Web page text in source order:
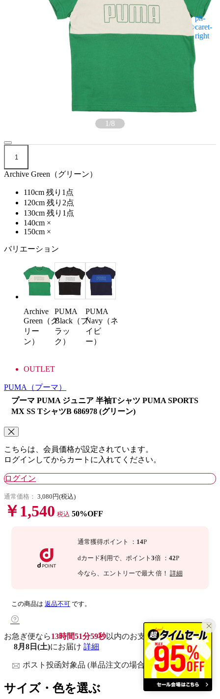
1/8
1
Archive Green（グリーン）
110cm 残り1点
120cm 残り2点
130cm 残り1点
140cm ×
150cm ×
バリエーション
Archive
Green（グ
リー
ン）
PUMA
Black（ブ
ラッ
ク）
PUMA
Navy（ネ
イビ
ー）
OUTLET
PUMA （プーマ）
プーマ PUMA ジュニア 半袖Tシャツ PUMA SPORTS
MX SS TシャツB 686978 (グリーン)
こちらは、会員価格が設定されています。
ログインしてからカートに入れてください。
ログイン
通常価格： 3,080円(税込)
￥1,540 税込 50%OFF
通常獲得ポイント ： 14P
dカード利用で、 ポイント 3倍 ： 42P
今なら 、エントリーで最大 倍！ 詳細
この商品は 返品不可 です。
お急ぎ便なら13時間51分59秒以内のお支払いで
8月8日(土)にお届け 詳細
ポスト投函対象品 (単品注文の場合)
サイズ・色を選ぶ